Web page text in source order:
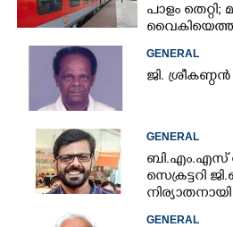
പാളം തെറ്റി;
GENERAL
ജി.
GENERAL
ബി.എം.എസ്
സെക്രട്ടറി
നിര്യാതനായി
GENERAL